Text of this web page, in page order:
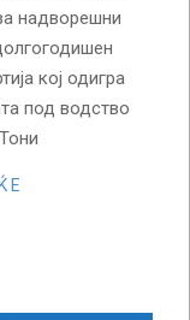
надворешни
кој одигра
под водство